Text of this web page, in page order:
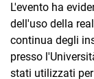
L'evento ha
dell'uso della
continua degli
presso
stati utilizzati